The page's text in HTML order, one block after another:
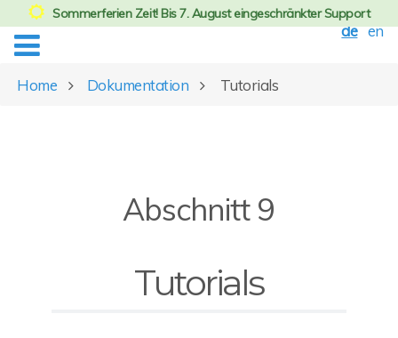
de en
Home Dokumentation Tutorials
Abschnitt 9
Tutorials
Sommerferien Zeit! Bis 7. August eingeschränkter Support